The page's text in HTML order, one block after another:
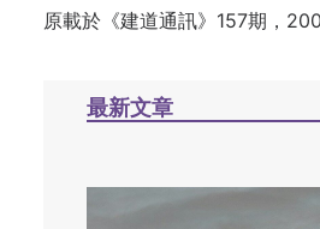
原載於《建道通訊》157期，
最新文章